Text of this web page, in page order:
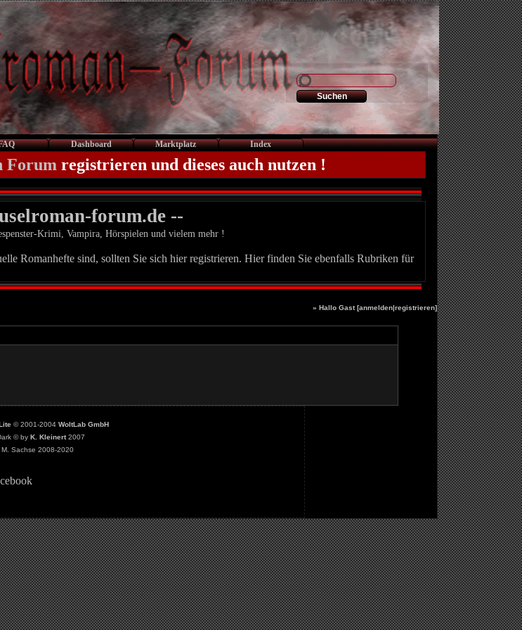
Dashboard Marktplatz Index
Forum registrieren und dieses auch nutzen !
forum.de --
Krimi, Vampira, Hörspielen und vielem mehr !
Romanhefte sind, sollten Sie sich hier registrieren. Hier finden Sie ebenfalls Rubriken für
» Hallo Gast [anmelden|registrieren]
© 2001-2004 WoltLab GmbH
© by K. Kleinert2007
Sachse 2008-2020